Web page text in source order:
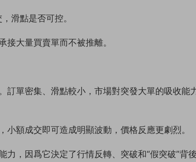
滑點是否可控。
大量買賣單而不被推離。
訂單密集、滑點較小，市場對突發大單的吸收能
額成交即可造成明顯波動，價格反應更劇烈。
，因爲它決定了行情反轉、突破和“假突破”背